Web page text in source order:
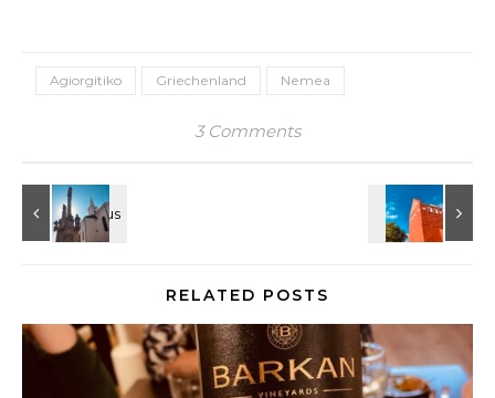
Agiorgitiko Griechenland Nemea
3 Comments
RELATED POSTS